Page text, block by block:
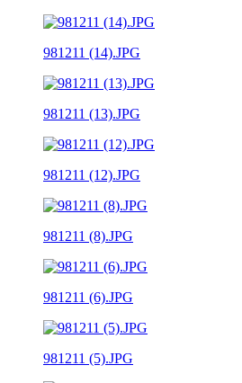
981211 (14).JPG
981211 (13).JPG
981211 (12).JPG
981211 (8).JPG
981211 (6).JPG
981211 (5).JPG